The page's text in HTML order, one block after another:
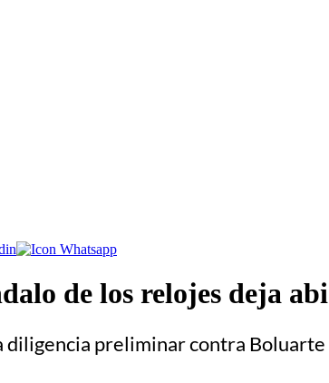
de los relojes deja
preliminar contra